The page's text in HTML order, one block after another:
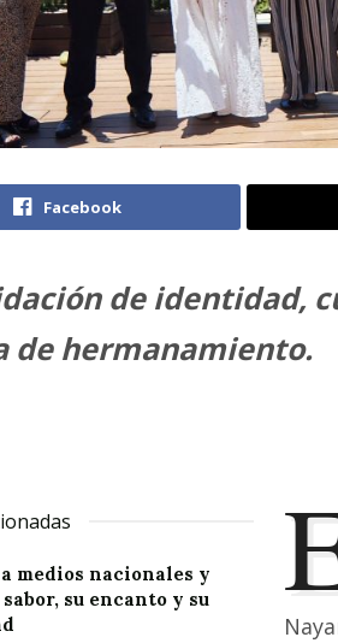
Facebook
de identidad,
de hermanamiento.
medios nacionales y
su encanto y su